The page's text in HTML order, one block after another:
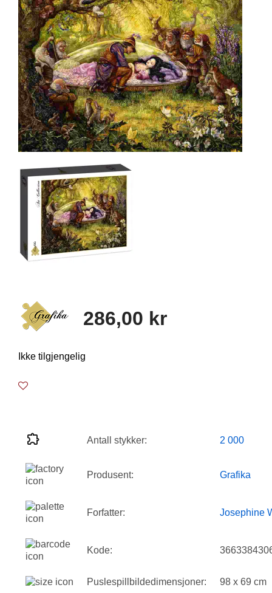
286,00 kr
Ikke tilgjengelig
Antall stykker: 2 000
Produsent: Grafika
Forfatter: Josephine
Kode:
Puslespillbildedimensjoner: 98 x 69 cm